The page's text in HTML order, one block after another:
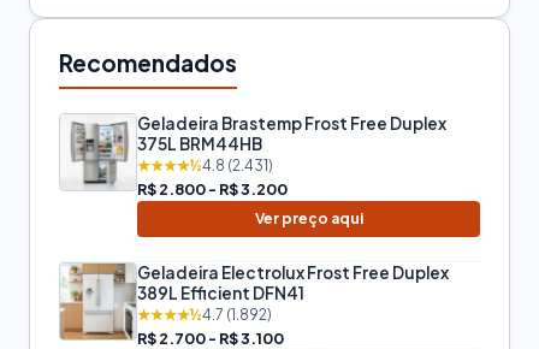
Recomendados
Geladeira Brastemp Frost Free Duplex
375L BRM44HB
★★★★½4.8 (2.431)
R$ 2.800 - R$ 3.200
Ver preço aqui
Geladeira Electrolux Frost Free Duplex
389L Efficient DFN41
★★★★½4.7 (1.892)
R$ 2.700 - R$ 3.100